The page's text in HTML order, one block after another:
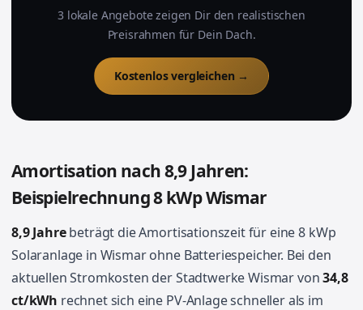
3 lokale Angebote zeigen Dir den realistischen
Preisrahmen für Dein Dach.
Kostenlos vergleichen →
Amortisation nach 8,9 Jahren:
Beispielrechnung 8 kWp Wismar
8,9 Jahrebeträgt die Amortisationszeit für eine 8 kWp
Solaranlage in Wismar ohne Batteriespeicher. Bei den
aktuellen Stromkosten der Stadtwerke Wismar von34,8
ct/kWh rechnet sich eine PV-Anlage schneller als im